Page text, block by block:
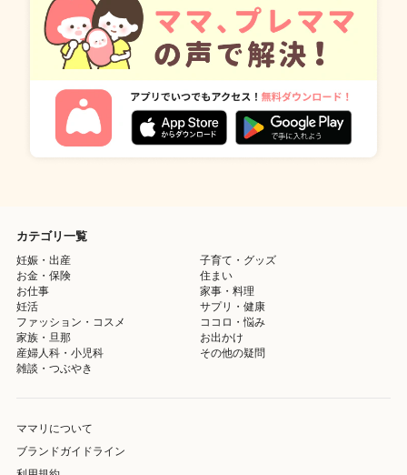
カテゴリ一覧
妊娠・出産
子育て・グッズ
お金・保険
住まい
お仕事
家事・料理
妊活
サプリ・健康
ファッション・コスメ
ココロ・悩み
家族・旦那
お出かけ
産婦人科・小児科
その他の疑問
雑談・つぶやき
ママリについて
ブランドガイドライン